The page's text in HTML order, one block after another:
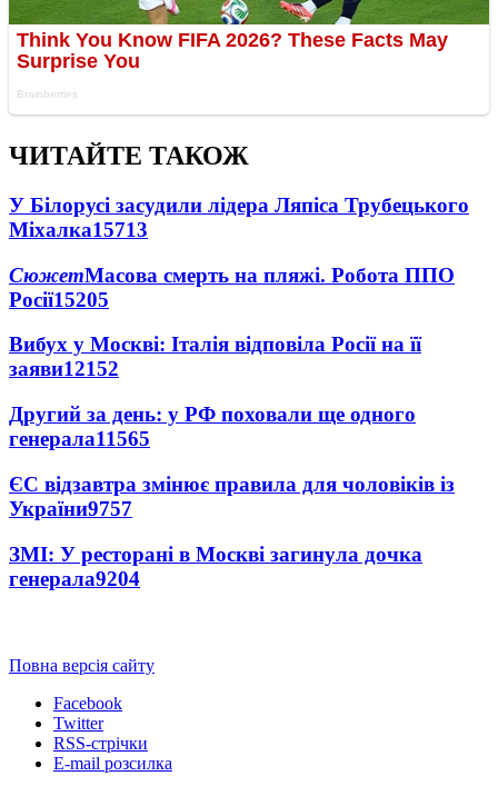
ЧИТАЙТЕ ТАКОЖ
У Білорусі засудили лідера Ляпіса Трубецького
Міхалка15713
СюжетМасова смерть на пляжі. Робота ППО
Росії15205
Вибух у Москві: Італія відповіла Росії на її
заяви12152
Другий за день: у РФ поховали ще одного
генерала11565
ЄС відзавтра змінює правила для чоловіків із
України9757
ЗМІ: У ресторані в Москві загинула дочка
генерала9204
Повна версія сайту
Facebook
Twitter
RSS-стрічки
E-mail розсилка